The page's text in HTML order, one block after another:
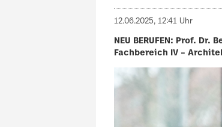
12.06.2025, 12:41 Uhr
NEU BERUFEN: Prof.
Fachbereich IV –